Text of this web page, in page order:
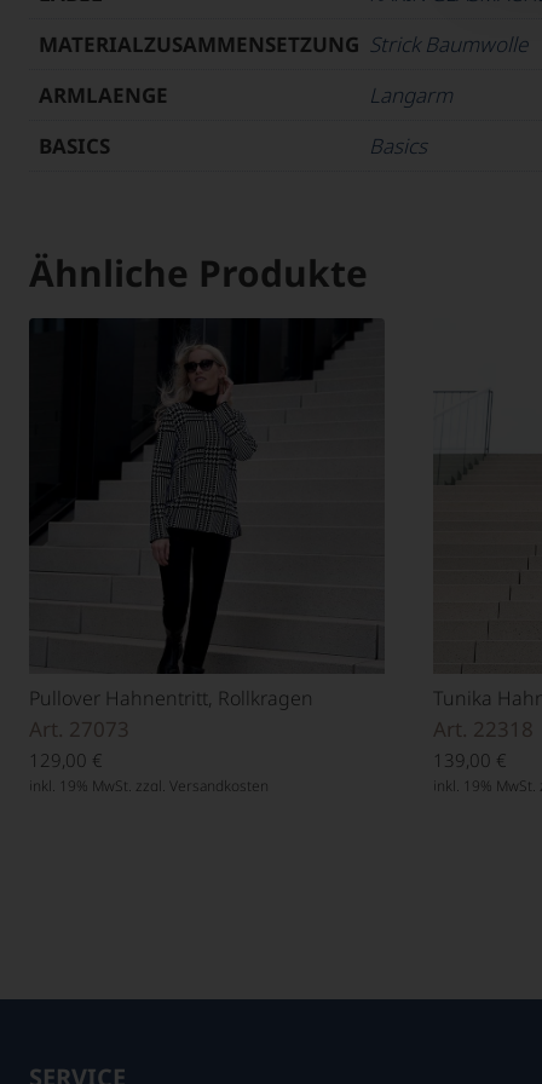
MATERIALZUSAMMENSETZUNG Strick Baumwolle
ARMLAENGE
Langarm
BASICS
Basics
Ähnliche Produkte
Pullover Hahnentritt, Rollkragen
Art. 27073
129,00 €
inkl. 19% MwSt. zzgl. Versandkosten
Tunika
Art. 22318
139,00 €
inkl. 19% MwSt.
SERVICE